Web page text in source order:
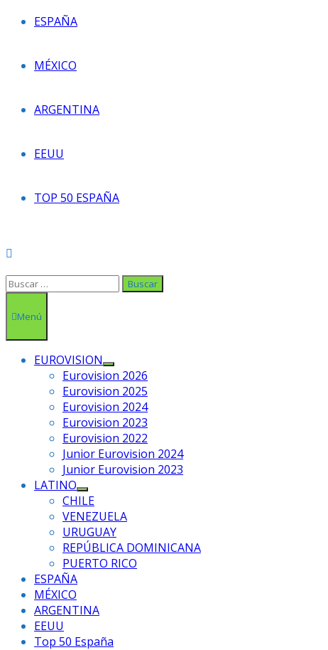
ESPAÑA
MÉXICO
ARGENTINA
EEUU
TOP 50 ESPAÑA
Buscar:
Menú
EUROVISION
Mostrar
el
submenú
Eurovision 2026
Eurovision 2025
Eurovision 2024
Eurovision 2023
Eurovision 2022
Junior Eurovision 2024
Junior Eurovision 2023
LATINO
Mostrar
el
submenú
CHILE
VENEZUELA
URUGUAY
REPÚBLICA DOMINICANA
PUERTO RICO
ESPAÑA
MÉXICO
ARGENTINA
EEUU
Top 50 España